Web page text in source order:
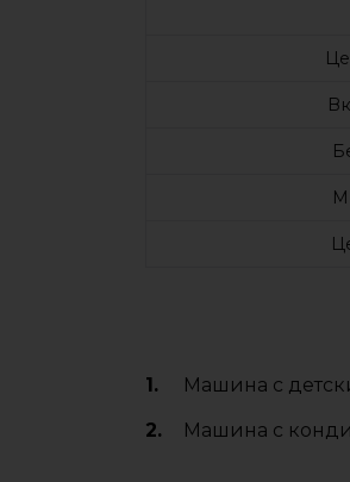
Машина с
Машина с